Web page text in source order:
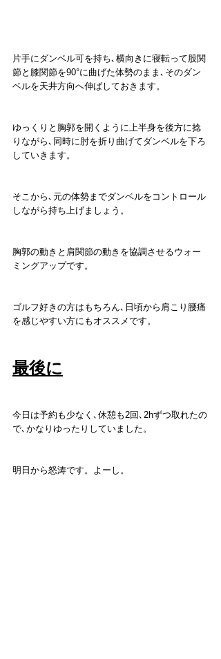
片手にダンベル可を持ち､横向きに寝転って股関
節と膝関節を90°に曲げた体勢のまま､そのダン
ベルを天井方向へ伸ばしておきます。
ゆっくりと胸郭を開くように上半身を後方に捻
りながら､同時に肘を折り曲げてダンベルを下ろ
していきます。
そこから､元の体勢までダンベルをコントロール
しながら持ち上げましょう。
胸郭の動きと肩関節の動きを協調させるウォー
ミングアップです。
ゴルフ好きの方はもちろん､日頃から肩こり腰痛
を感じやすい方にもオススメです。
最後に
今日は予約も少なく､休憩も2回､2hずつ取れたの
で､かなりゆったりしていました。
明日から怒涛です。よーし。